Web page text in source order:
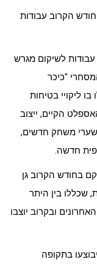
הקרוב עבודות
זו, החלו אתמול (ראשון, ה- 17.4.22) עבודות לשיקום מגרש
"כיכר
ליקויי בטיחות
הקיים, ייצוב
משחק חדשים,
חדשה.
בחודש הקרוב גן
שכללו בין היתר
ובקרוב יוצבו
בתקופה